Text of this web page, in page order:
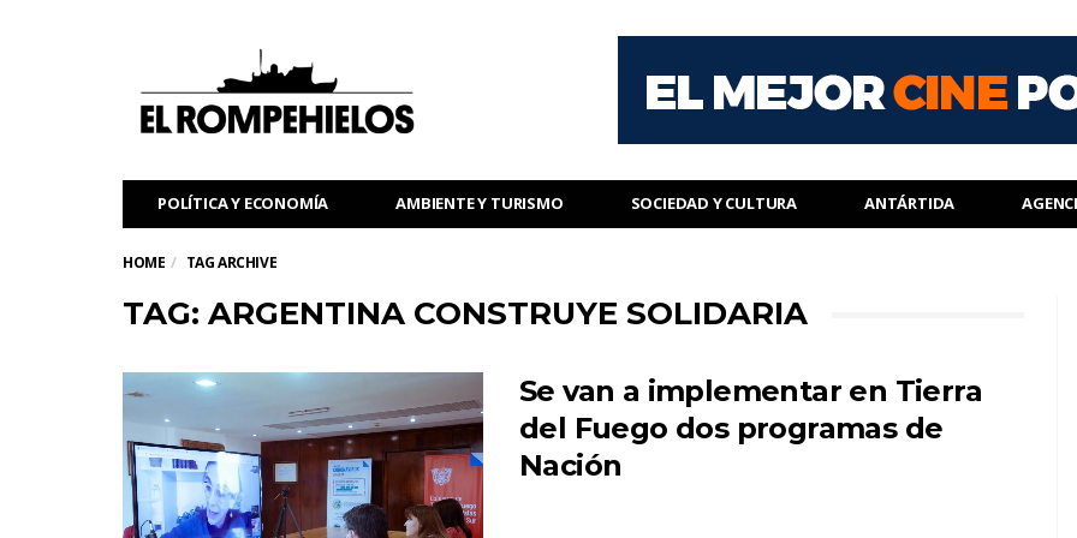
POLÍTICA Y ECONOMÍA AMBIENTE Y TURISMO SOCIEDAD Y CULTURA ANTÁRTIDA
HOME TAG ARCHIVE
TAG: ARGENTINA CONSTRUYE SOLIDARIA
Se van a implementar en Tierra
del Fuego dos programas de
Nación